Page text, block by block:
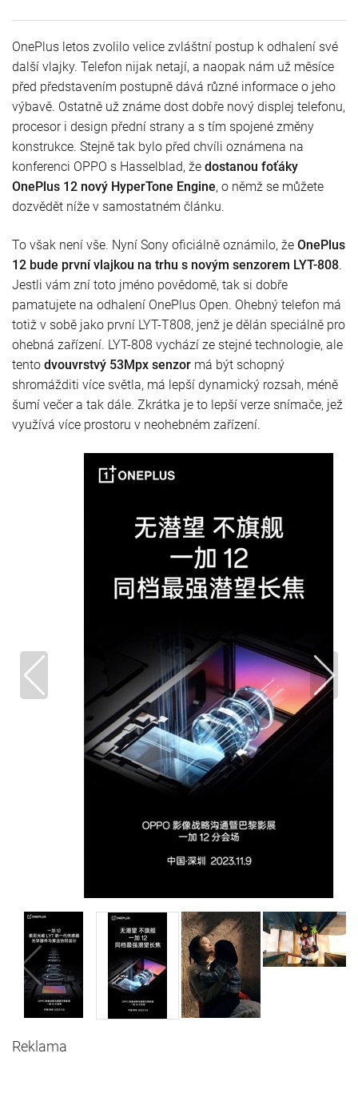
OnePlus letos zvolilo velice zvláštní postup k odhalení své
další vlajky. Telefon nijak netají, a naopak nám už měsíce
před představením postupně dává různé informace o jeho
výbavě. Ostatně už známe dost dobře nový displej telefonu,
procesor i design přední strany a s tím spojené změny
konstrukce. Stejně tak bylo před chvíli oznámena na
konferenci OPPO s Hasselblad, že dostanou foťáky
OnePlus 12 nový HyperTone Engine, o němž se můžete
dozvědět níže v samostatném článku.
To však není vše. Nyní Sony oficiálně oznámilo, že OnePlus
12 bude první vlajkou na trhu s novým senzorem LYT-808.
Jestli vám zní toto jméno povědomě, tak si dobře
pamatujete na odhalení OnePlus Open. Ohebný telefon má
totiž v sobě jako první LYT-T808, jenž je dělán speciálně pro
ohebná zařízení. LYT-808 vychází ze stejné technologie, ale
tento dvouvrstvý 53Mpx senzor má být schopný
shromážditi více světla, má lepší dynamický rozsah, méně
šumí večer a tak dále. Zkrátka je to lepší verze snímače, jež
využívá více prostoru v neohebném zařízení.
Reklama